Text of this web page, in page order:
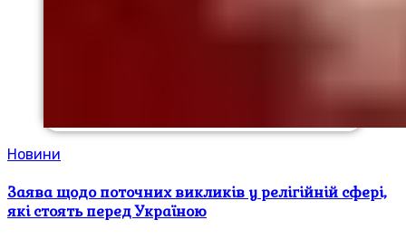
Новини
Заява щодо поточних викликів у релігійній сфері,
які стоять перед Україною